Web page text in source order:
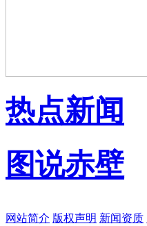
热点新闻
图说赤壁
网站简介 版权声明 新闻资质